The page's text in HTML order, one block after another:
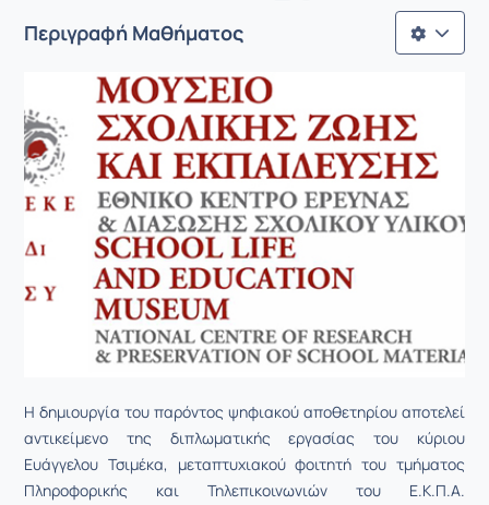
Περιγραφή Μαθήματος
Η δημιουργία του παρόντος ψηφιακού αποθετηρίου αποτελεί
αντικείμενο της διπλωματικής εργασίας του κύριου
Ευάγγελου Τσιμέκα, μεταπτυχιακού φοιτητή του τμήματος
Πληροφορικής και Τηλεπικοινωνιών του Ε.Κ.Π.Α.